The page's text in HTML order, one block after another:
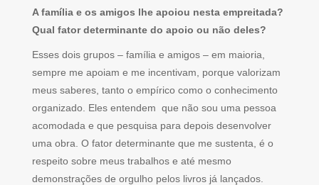
A família e os amigos lhe apoiou nesta empreitada?
Qual fator determinante do apoio ou não deles?
Esses dois grupos – família e amigos – em maioria,
sempre me apoiam e me incentivam, porque valorizam
meus saberes, tanto o empírico como o conhecimento
organizado. Eles entendem que não sou uma pessoa
acomodada e que pesquisa para depois desenvolver
uma obra. O fator determinante que me sustenta, é o
respeito sobre meus trabalhos e até mesmo
demonstrações de orgulho pelos livros já lançados.